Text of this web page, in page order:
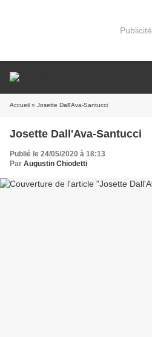
Publicité
Accueil » Josette Dall'Ava-Santucci
Josette Dall'Ava-Santucci
Publié le 24/05/2020 à 18:13
Par Augustin Chiodetti